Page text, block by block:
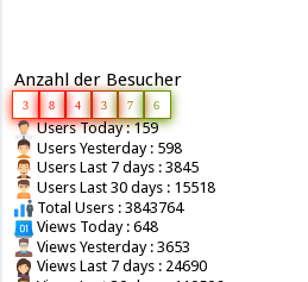
Anzahl der Besucher
3 8 4 3 7 6
Users Today : 159
Users Yesterday : 598
Users Last 7 days : 3845
Users Last 30 days : 15518
Total Users : 3843764
Views Today : 648
Views Yesterday : 3653
Views Last 7 days : 24690